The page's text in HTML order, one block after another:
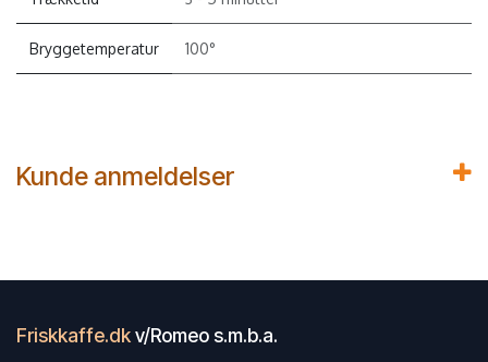
Bryggetemperatur 100°
Kunde anmeldelser
Friskkaffe.dkv/Romeo s.m.b.a.